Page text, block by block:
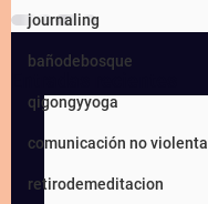
journaling
bañodebosque
qigongyyoga
comunicación no violenta
retirodemeditacion